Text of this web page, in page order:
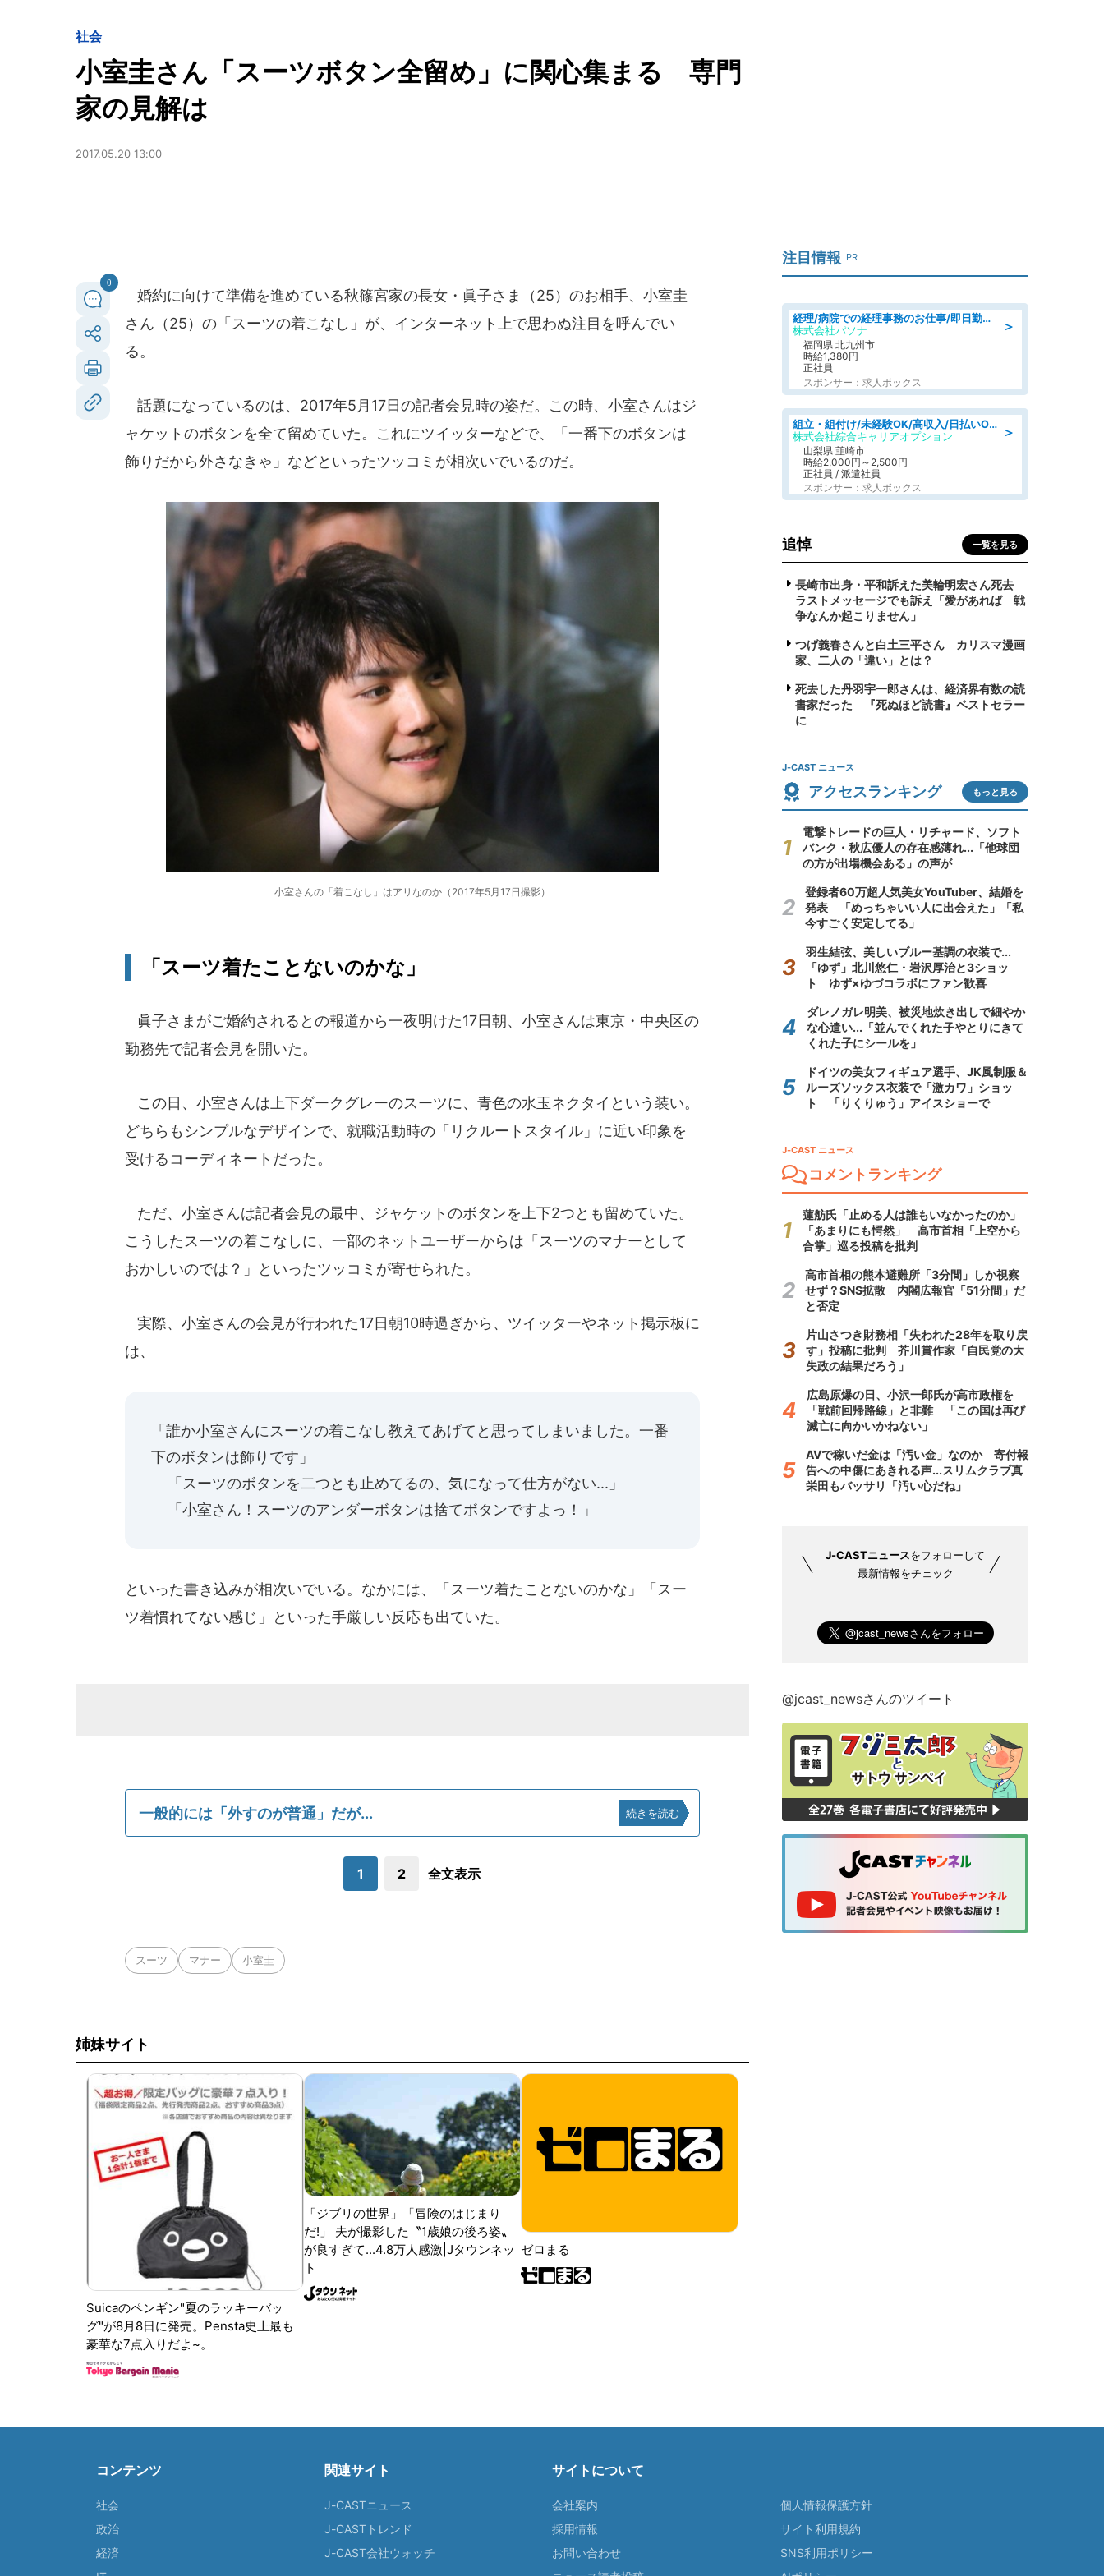
社会
小室圭さん「スーツボタン全留め」に関心集まる 専門
家の見解は
2017.05.20 13:00
0
婚約に向けて準備を進めている秋篠宮家の長女・眞子さま（25）のお相手、小室圭
さん（25）の「スーツの着こなし」が、インターネット上で思わぬ注目を呼んでい
る。
話題になっているのは、2017年5月17日の記者会見時の姿だ。この時、小室さんはジ
ャケットのボタンを全て留めていた。これにツイッターなどで、「一番下のボタンは
飾りだから外さなきゃ」などといったツッコミが相次いでいるのだ。
小室さんの「着こなし」はアリなのか（2017年5月17日撮影）
「スーツ着たことないのかな」
眞子さまがご婚約されるとの報道から一夜明けた17日朝、小室さんは東京・中央区の
勤務先で記者会見を開いた。
この日、小室さんは上下ダークグレーのスーツに、青色の水玉ネクタイという装い。
どちらもシンプルなデザインで、就職活動時の「リクルートスタイル」に近い印象を
受けるコーディネートだった。
ただ、小室さんは記者会見の最中、ジャケットのボタンを上下2つとも留めていた。
こうしたスーツの着こなしに、一部のネットユーザーからは「スーツのマナーとして
おかしいのでは？」といったツッコミが寄せられた。
実際、小室さんの会見が行われた17日朝10時過ぎから、ツイッターやネット掲示板に
は、
「誰か小室さんにスーツの着こなし教えてあげてと思ってしまいました。一番
下のボタンは飾りです」
「スーツのボタンを二つとも止めてるの、気になって仕方がない...」
「小室さん！スーツのアンダーボタンは捨てボタンですよっ！」
といった書き込みが相次いでいる。なかには、「スーツ着たことないのかな」「スー
ツ着慣れてない感じ」といった手厳しい反応も出ていた。
一般的には「外すのが普通」だが... 続きを読む
1 2 全文表示
スーツ マナー 小室圭
姉妹サイト
Suicaのペンギン"夏のラッキーバッ
グ"が8月8日に発売。Pensta史上最も
豪華な7点入りだよ~。
「ジブリの世界」「冒険のはじまり
だ!」 夫が撮影した〝1歳娘の後ろ姿〟
が良すぎて...4.8万人感激|Jタウンネッ
ト
ゼロまる
注目情報 PR
＞
経理/病院での経理事務のお仕事/即日勤務可/車通勤可/経理/一般事務
株式会社パソナ
福岡県 北九州市
時給1,380円
正社員
スポンサー：求人ボックス
＞
組立・組付け/未経験OK/高収入/日払いOK/寮費無料/日勤
株式会社綜合キャリアオプション
山梨県 韮崎市
時給2,000円～2,500円
正社員 / 派遣社員
スポンサー：求人ボックス
追悼 一覧を見る
長崎市出身・平和訴えた美輪明宏さん死去
ラストメッセージでも訴え「愛があれば 戦
争なんか起こりません」
つげ義春さんと白土三平さん カリスマ漫画
家、二人の「違い」とは？
死去した丹羽宇一郎さんは、経済界有数の読
書家だった 『死ぬほど読書』ベストセラー
に
J-CAST ニュース
アクセスランキング もっと見る
電撃トレードの巨人・リチャード、ソフト
バンク・秋広優人の存在感薄れ...「他球団
の方が出場機会ある」の声が
登録者60万超人気美女YouTuber、結婚を
発表 「めっちゃいい人に出会えた」「私
今すごく安定してる」
羽生結弦、美しいブルー基調の衣装で...
「ゆず」北川悠仁・岩沢厚治と3ショッ
ト ゆず×ゆづコラボにファン歓喜
ダレノガレ明美、被災地炊き出しで細やか
な心遣い...「並んでくれた子やとりにきて
くれた子にシールを」
ドイツの美女フィギュア選手、JK風制服＆
ルーズソックス衣装で「激カワ」ショッ
ト 「りくりゅう」アイスショーで
J-CAST ニュース
コメントランキング
蓮舫氏「止める人は誰もいなかったのか」
「あまりにも愕然」 高市首相「上空から
合掌」巡る投稿を批判
高市首相の熊本避難所「3分間」しか視察
せず？SNS拡散 内閣広報官「51分間」だ
と否定
片山さつき財務相「失われた28年を取り戻
す」投稿に批判 芥川賞作家「自民党の大
失政の結果だろう」
広島原爆の日、小沢一郎氏が高市政権を
「戦前回帰路線」と非難 「この国は再び
滅亡に向かいかねない」
AVで稼いだ金は「汚い金」なのか 寄付報
告への中傷にあきれる声...スリムクラブ真
栄田もバッサリ「汚い心だね」
J-CASTニュースをフォローして
最新情報をチェック
@jcast_newsさんのツイート
コンテンツ
社会
政治
経済
関連サイト
J-CASTニュース
J-CASTトレンド
J-CAST会社ウォッチ
サイトについて
会社案内
採用情報
お問い合わせ
個人情報保護方針
サイト利用規約
SNS利用ポリシー